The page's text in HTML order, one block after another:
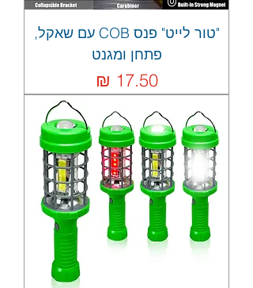
"טור לייט" פנס COB עם שאקל,
פתחן ומגנט
מחיר‏17.50 ‏₪